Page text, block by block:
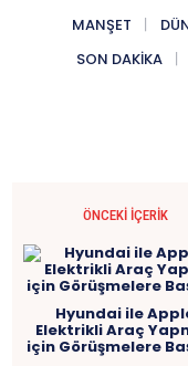
MANŞET
SON DAKIKA
ÖNCEKI İÇERIK
Hyundai ile
Elektrikli Araç
için Görüşmelere